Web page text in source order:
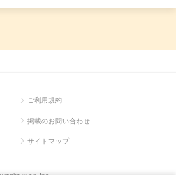
ご利用規約
掲載のお問い合わせ
サイトマップ